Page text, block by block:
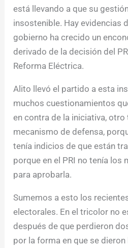
está llevando a que su
insostenible. Hay evidencias
gobierno ha crecido un
derivado de la decisión del
Reforma Eléctrica.
Alito llevó el partido a esta
muchos cuestionamientos
en contra de la iniciativa,
mecanismo de defensa,
tenía indicios de que están
porque en el PRI no tenía los
para aprobarla.
Sumemos a esto los
electorales. En el tricolor no
después de que perdieron
por la forma en que se